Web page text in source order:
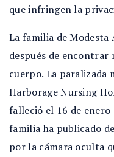
que infringen la
La familia de
después de encontrar
cuerpo. La paralizada
Harborage Nursing
falleció el 16 de enero
familia ha publicado
por la cámara oculta